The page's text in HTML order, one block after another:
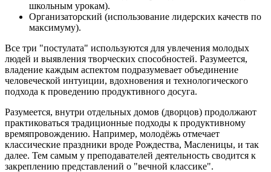
школьным урокам).
Организаторский (использование лидерских качеств по
максимуму).
Все три "постулата" используются для увлечения молодых
людей и выявления творческих способностей. Разумеется,
владение каждым аспектом подразумевает объединение
человеческой интуиции, вдохновения и технологического
подхода к проведению продуктивного досуга.
Разумеется, внутри отдельных домов (дворцов) продолжают
практиковаться традиционные подходы к продуктивному
времяпровождению. Например, молодёжь отмечает
классические праздники вроде Рождества, Масленицы, и так
далее. Тем самым у преподавателей деятельность сводится к
закреплению представлений о "вечной классике".